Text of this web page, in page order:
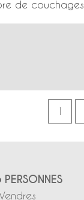
de couchages
1